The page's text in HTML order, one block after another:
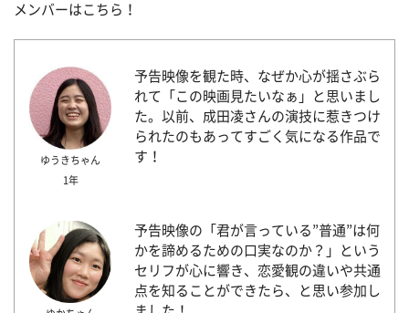
メンバーはこちら！
ゆうきちゃん
1年
予告映像を観た時、なぜか心が揺さぶら
れて「この映画見たいなぁ」と思いまし
た。以前、成田凌さんの演技に惹きつけ
られたのもあってすごく気になる作品で
す！
予告映像の「君が言っている”普通”は何
かを諦めるための口実なのか？」という
セリフが心に響き、恋愛観の違いや共通
点を知ることができたら、と思い参加し